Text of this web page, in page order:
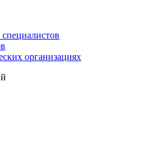
организациях